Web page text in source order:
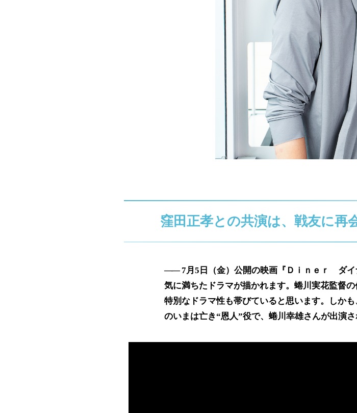
窪田正孝との共演は、戦友に再
7月5日（金）公開の映画『Ｄｉｎｅｒ ダ
気に満ちたドラマが描かれます。蜷川実花監督
特別なドラマ性も帯びていると思います。しか
のいまは亡き“恩人”役で、蜷川幸雄さんが出演さ